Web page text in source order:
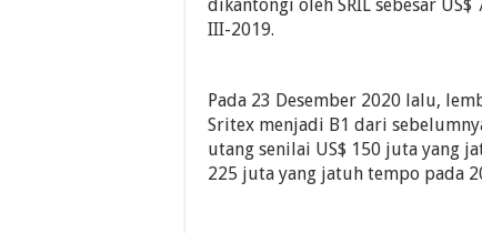
dikantongi oleh SRIL sebesar
III-2019.
Pada 23 Desember 2020 lalu,
Sritex menjadi B1 dari
utang senilai US$ 150 juta yang
225 juta yang jatuh tempo pada